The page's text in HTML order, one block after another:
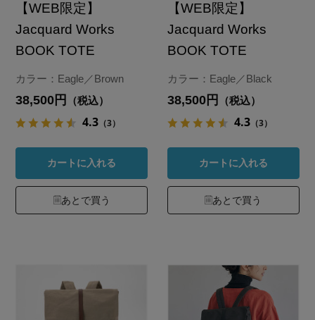
【WEB限定】
Jacquard Works
BOOK TOTE
カラー：Eagle／Brown
38,500円 （税込）
4.3 （3）
カートに入れる
あとで買う
【WEB限定】
Jacquard Works
BOOK TOTE
カラー：Eagle／Black
38,500円 （税込）
4.3 （3）
カートに入れる
あとで買う